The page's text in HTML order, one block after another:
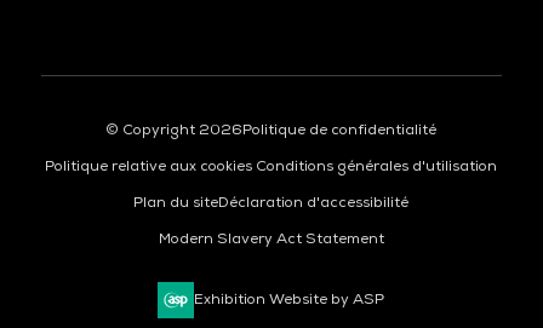
© Copyright 2026Politique de confidentialité
Politique relative aux cookies Conditions générales d'utilisation
Plan du siteDéclaration d'accessibilité
Modern Slavery Act Statement
Exhibition Website by ASP